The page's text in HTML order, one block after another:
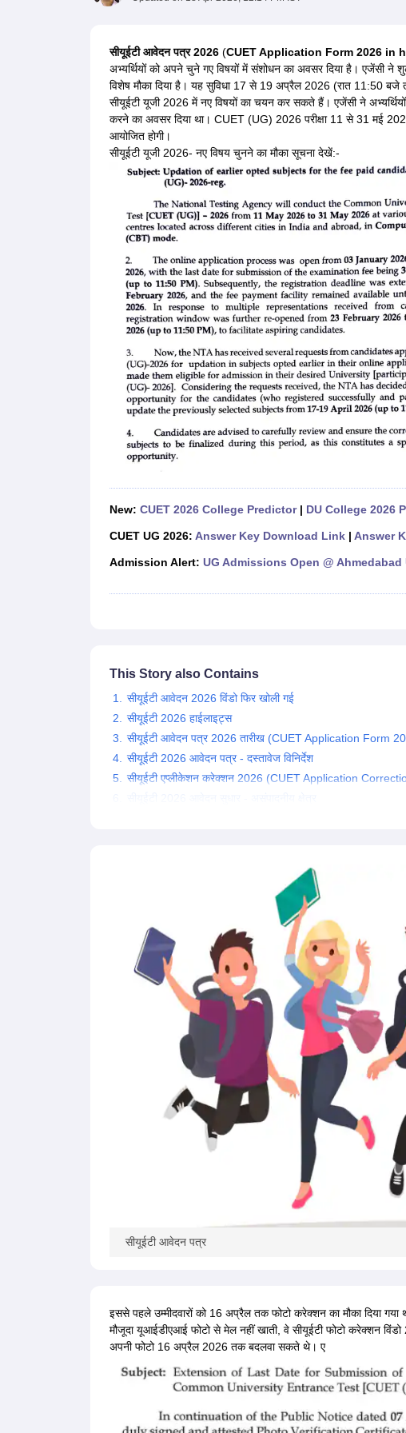
B.EdOnline BCAOnline B.ComOnline B.ScOnline BA
MCAPGDCAOnline MCAOnline M.ScOnline MAOnline
CUET E-books and Sample PapersCUET PG E-books and Sample PapersIIT
Medicine and Allied Science
Management and Business Administration
सीयूईटी आवेदन पत्र 2026(CUET Application Form 2026 in
अभ्यर्थियों को अपने चुने गए विषयों में संशोधन का अवसर दिया है। एजेंसी ने
विशेष मौका दिया है। यह सुविधा 17 से 19 अप्रैल 2026 (रात 11:50
सीयूईटी यूजी 2026 में नए विषयों का चयन कर सकते हैं। एजेंसी ने
करने का अवसर दिया था। CUET (UG) 2026 परीक्षा 11 से 31 मई
आयोजित होगी।
सीयूईटी यूजी 2026- नए विषय चुनने का मौका सूचना देखें:-
New: CUET 2026 College Predictor| DU College 2026
CUET UG 2026: Answer Key Download Link| Answer
Admission Alert: UG Admissions Open @
This Story also Contains
सीयूईटी आवेदन 2026 विंडो फिर खोली गई
सीयूईटी 2026 हाईलाइट्स
सीयूईटी आवेदन पत्र 2026 तारीख (CUET Application Form
सीयूईटी 2026 आवेदन पत्र - दस्तावेज विनिर्देश
सीयूईटी एप्लीकेशन करेक्शन 2026 (CUET Application
सीयूईटी आवेदन पत्र
इससे पहले उम्मीदवारों को 16 अप्रैल तक फोटो करेक्शन का मौका दिया
मौजूदा यूआईडीएआई फोटो से मेल नहीं खाती, वे सीयूईटी फोटो करेक्शन
अपनी फोटो 16 अप्रैल 2026 तक बदलवा सकते थे। ए